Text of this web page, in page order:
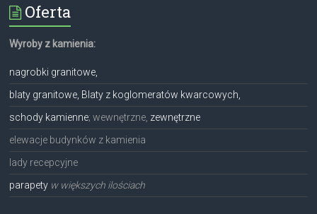
Oferta
Wyroby z kamienia:
nagrobki granitowe,
blaty granitowe, Blaty z koglomeratów kwarcowych,
schody kamienne; wewnętrzne, zewnętrzne
elewacje budynków z kamienia
lady recepcyjne
parapety w większych ilościach